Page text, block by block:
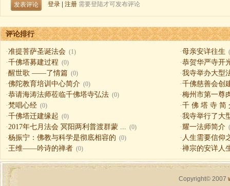
评论排行
·准提菩萨圣诞法会 (1) ·母亲安详往生
·千佛塔募建过程 (0) ·恭贺华严寺开
·醒世歌 ——了情篇 (0) ·我寺举办大型
·佛陀教育培训中心简介 (0) ·千佛慈善会创
·恭请海涛法师莅临千佛塔寺弘法 (0) ·梅州市第一尊
·梵唱心经 (0) ·千 佛 塔 寺 简
·千佛塔迁建缘起 (0) ·我寺举行了大
· 2017年七月法会 冥阳两利普渡群蒙 ... (0) ·耀一法师简介
·杨振宁：佛教与科学是彻底相容的 (0) · 人生需要信仰
· 王维——吟诗的禅者 (0) ·禅宗的安详人
Copyright© 2007